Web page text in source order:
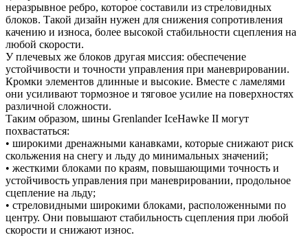
неразрывное ребро, которое составили из стреловидных
блоков. Такой дизайн нужен для снижения сопротивления
качению и износа, более высокой стабильности сцепления на
любой скорости.
У плечевых же блоков другая миссия: обеспечение
устойчивости и точности управления при маневрировании.
Кромки элементов длинные и высокие. Вместе с ламелями
они усиливают тормозное и тяговое усилие на поверхностях
различной сложности.
Таким образом, шины Grenlander IceHawke II могут
похвастаться:
• широкими дренажными канавками, которые снижают риск
скольжения на снегу и льду до минимальных значений;
• жесткими блоками по краям, повышающими точность и
устойчивость управления при маневрировании, продольное
сцепление на льду;
• стреловидными широкими блоками, расположенными по
центру. Они повышают стабильность сцепления при любой
скорости и снижают износ.